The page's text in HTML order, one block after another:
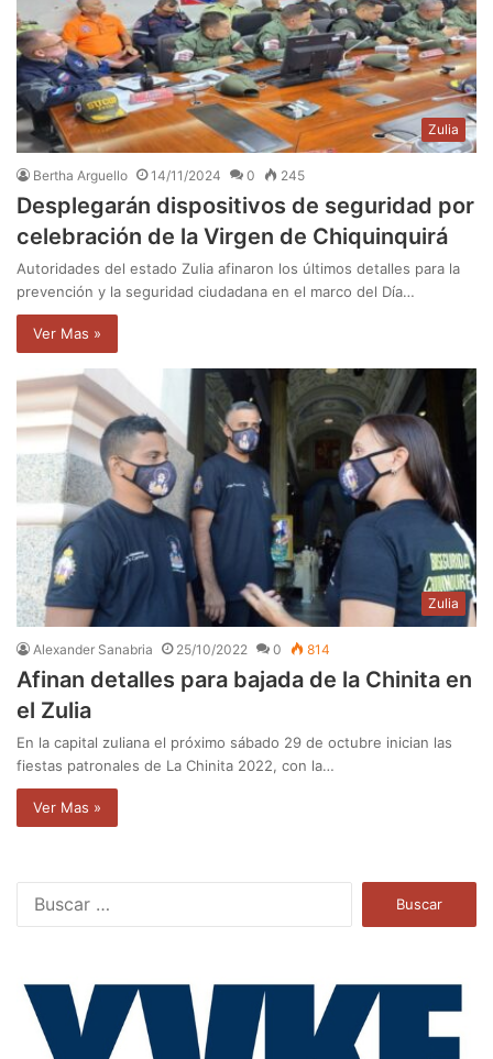
Zulia
Bertha Arguello 14/11/2024 0 245
Desplegarán dispositivos de seguridad por
celebración de la Virgen de Chiquinquirá
Autoridades del estado Zulia afinaron los últimos detalles para la
prevención y la seguridad ciudadana en el marco del Día…
Ver Mas »
Zulia
Alexander Sanabria 25/10/2022 0 814
Afinan detalles para bajada de la Chinita en
el Zulia
En la capital zuliana el próximo sábado 29 de octubre inician las
fiestas patronales de La Chinita 2022, con la…
Ver Mas »
a